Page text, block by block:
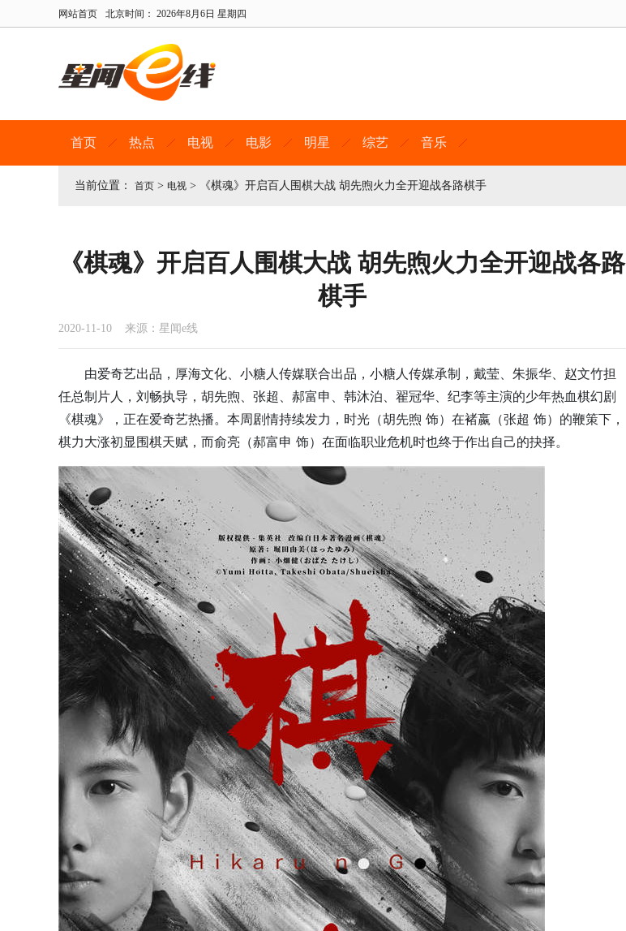
网站首页 北京时间： 2026年8月6日 星期四
首页 热点 电视 电影 明星 综艺 音乐
当前位置： 首页 > 电视 > 《棋魂》开启百人围棋大战 胡先煦火力全开迎战各路棋手
《棋魂》开启百人围棋大战 胡先煦火力全开迎战各路
棋手
2020-11-10 来源：星闻e线
由爱奇艺出品，厚海文化、小糖人传媒联合出品，小糖人传媒承制，戴莹、朱振华、赵文竹担
任总制片人，刘畅执导，胡先煦、张超、郝富申、韩沐泊、翟冠华、纪李等主演的少年热血棋幻剧
《棋魂》，正在爱奇艺热播。本周剧情持续发力，时光（胡先煦 饰）在褚嬴（张超 饰）的鞭策下，
棋力大涨初显围棋天赋，而俞亮（郝富申 饰）在面临职业危机时也终于作出自己的抉择。